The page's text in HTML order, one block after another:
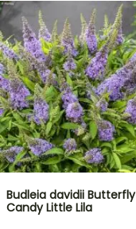
Budleia davidii Butterfly
Candy Little Lila